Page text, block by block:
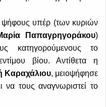
υπέρ (των κυριών
Παπαγρηγοράκου)
κατηγορούμενους το
βίου. Αντίθετα η
Καραχάλιου, μειοψήφησε
να τους αναγνωριστεί το